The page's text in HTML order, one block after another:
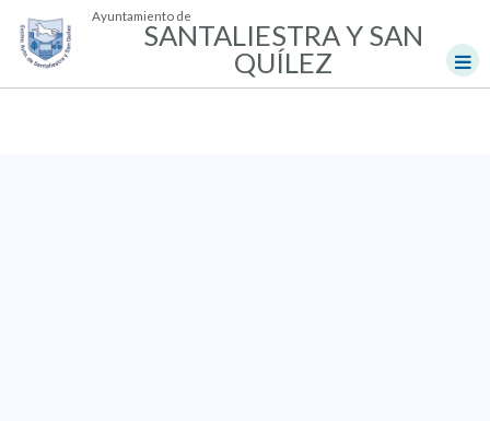
Ayuntamiento de
SANTALIESTRA Y SAN
QUÍLEZ